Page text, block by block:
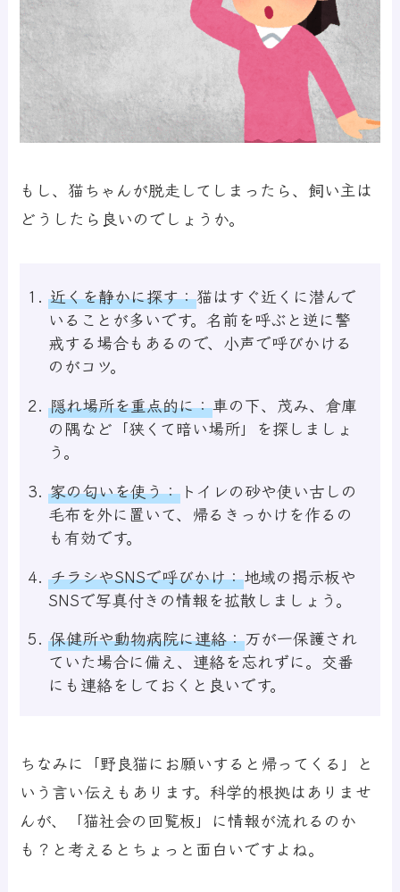
もし、猫ちゃんが脱走してしまったら、飼い主は
どうしたら良いのでしょうか。
近くを静かに探す：猫はすぐ近くに潜んで
いることが多いです。名前を呼ぶと逆に警
戒する場合もあるので、小声で呼びかける
のがコツ。
隠れ場所を重点的に：車の下、茂み、倉庫
の隅など「狭くて暗い場所」を探しましょ
う。
家の匂いを使う：トイレの砂や使い古しの
毛布を外に置いて、帰るきっかけを作るの
も有効です。
チラシやSNSで呼びかけ：地域の掲示板や
SNSで写真付きの情報を拡散しましょう。
保健所や動物病院に連絡：万が一保護され
ていた場合に備え、連絡を忘れずに。交番
にも連絡をしておくと良いです。
ちなみに「野良猫にお願いすると帰ってくる」と
いう言い伝えもあります。科学的根拠はありませ
んが、「猫社会の回覧板」に情報が流れるのか
も？と考えるとちょっと面白いですよね。